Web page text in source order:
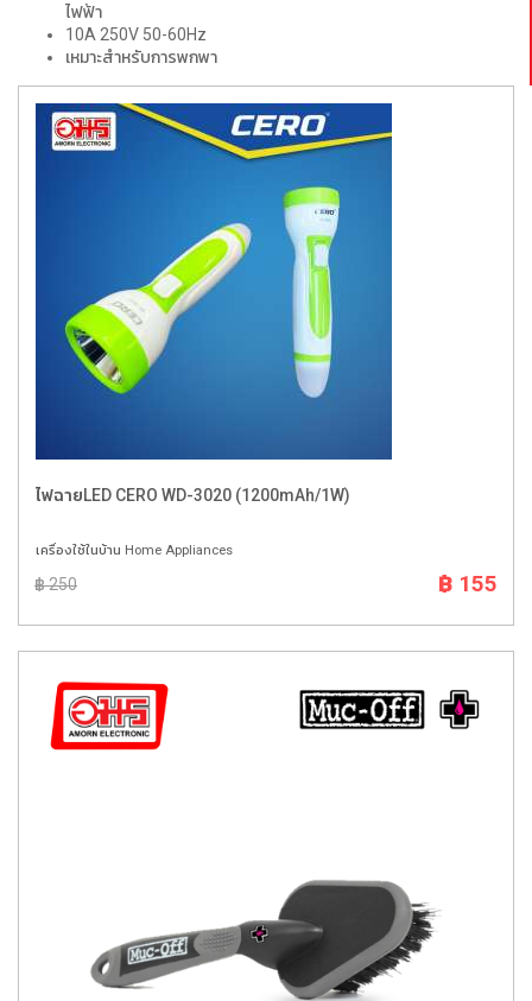
ไฟฟ้า
10A 250V 50-60Hz
เหมาะสำหรับการพกพา
ไฟฉายLED CERO WD-3020 (1200mAh/1W)
เครื่องใช้ในบ้าน Home Appliances
฿ 250 ฿ 155